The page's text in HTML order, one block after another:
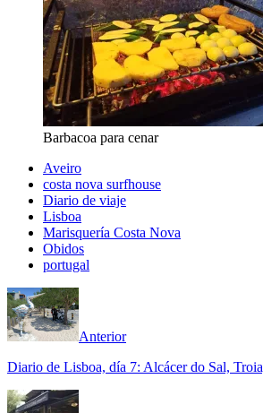
Barbacoa para cenar
Aveiro
costa nova surfhouse
Diario de viaje
Lisboa
Marisquería Costa Nova
Obidos
portugal
Anterior
Diario de Lisboa, día 7: Alcácer do Sal,